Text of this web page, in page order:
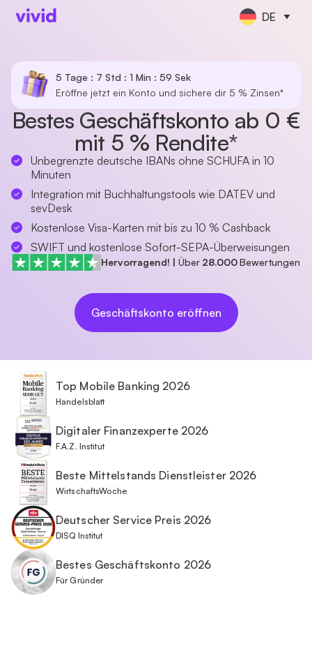
DE
5 Tage : 7 Std : 1 Min : 59 Sek
Eröffne jetzt ein Konto und sichere dir 5 % Zinsen*
Bestes Geschäftskonto ab 0 €
mit 5 % Rendite*
Unbegrenzte deutsche IBANs ohne SCHUFA in 10
Minuten
Integration mit Buchhaltungstools wie DATEV und
sevDesk
Kostenlose Visa-Karten mit bis zu 10 % Cashback
SWIFT und kostenlose Sofort-SEPA-Überweisungen
Hervorragend! | Über 28.000Bewertungen
Geschäftskonto eröffnen
Top Mobile Banking 2026
Handelsblatt
Digitaler Finanzexperte 2026
F.A.Z. Institut
Beste Mittelstands Dienstleister 2026
WirtschaftsWoche
Deutscher Service Preis 2026
DISQ Institut
Bestes Geschäftskonto 2026
Für Gründer